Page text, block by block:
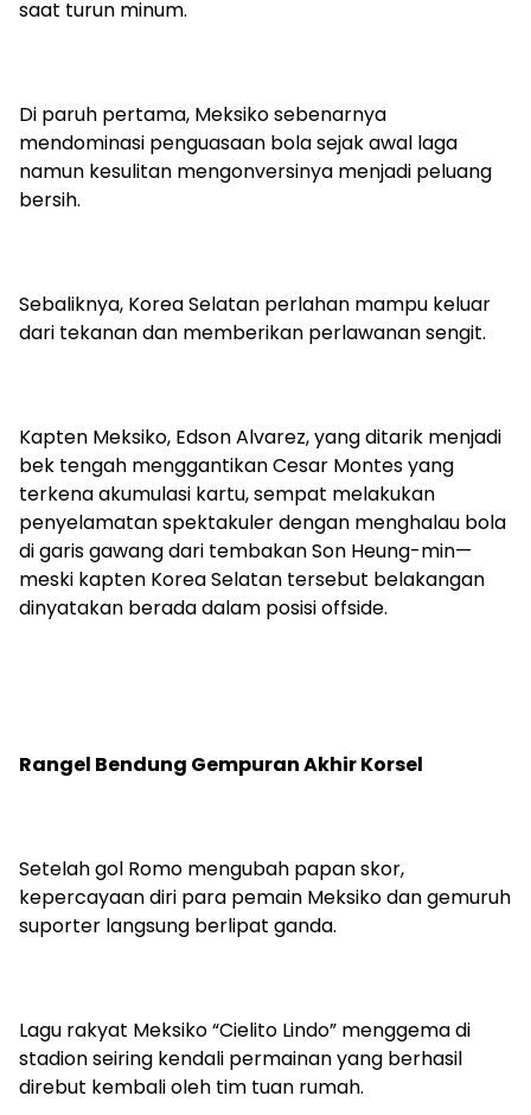
saat turun minum.
Di paruh pertama, Meksiko sebenarnya
mendominasi penguasaan bola sejak awal laga
namun kesulitan mengonversinya menjadi peluang
bersih.
Sebaliknya, Korea Selatan perlahan mampu keluar
dari tekanan dan memberikan perlawanan sengit.
Kapten Meksiko, Edson Alvarez, yang ditarik menjadi
bek tengah menggantikan Cesar Montes yang
terkena akumulasi kartu, sempat melakukan
penyelamatan spektakuler dengan menghalau bola
di garis gawang dari tembakan Son Heung-min—
meski kapten Korea Selatan tersebut belakangan
dinyatakan berada dalam posisi offside.
Rangel Bendung Gempuran Akhir Korsel
Setelah gol Romo mengubah papan skor,
kepercayaan diri para pemain Meksiko dan gemuruh
suporter langsung berlipat ganda.
Lagu rakyat Meksiko “Cielito Lindo” menggema di
stadion seiring kendali permainan yang berhasil
direbut kembali oleh tim tuan rumah.